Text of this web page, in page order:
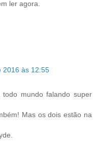
ler agora.
2016 às 12:55
mundo falando super
Mas os dois estão na